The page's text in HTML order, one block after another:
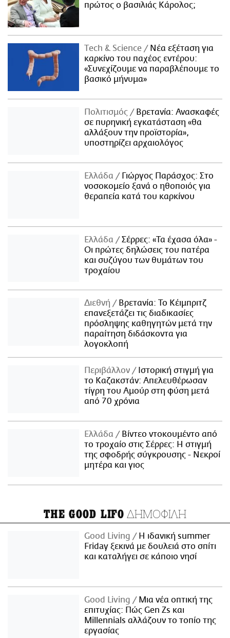
πρώτος ο βασιλιάς Κάρολος;
Τech & Science
Νέα εξέταση για
καρκίνο του παχέος εντέρου:
«Συνεχίζουμε να παραβλέπουμε το
βασικό μήνυμα»
Πολιτισμός
Βρετανία: Ανασκαφές
σε πυρηνική εγκατάσταση «θα
αλλάξουν την προϊστορία»,
υποστηρίζει αρχαιολόγος
Ελλάδα
Γιώργος Παράσχος: Στο
νοσοκομείο ξανά ο ηθοποιός για
θεραπεία κατά του καρκίνου
Ελλάδα
Σέρρες: «Τα έχασα όλα» -
Οι πρώτες δηλώσεις του πατέρα
και συζύγου των θυμάτων του
τροχαίου
Διεθνή
Βρετανία: Το Κέιμπριτζ
επανεξετάζει τις διαδικασίες
πρόσληψης καθηγητών μετά την
παραίτηση διδάσκοντα για
λογοκλοπή
Περιβάλλον
Ιστορική στιγμή για
το Καζακστάν: Απελευθέρωσαν
τίγρη του Αμούρ στη φύση μετά
από 70 χρόνια
Ελλάδα
Βίντεο ντοκουμέντο από
το τροχαίο στις Σέρρες: Η στιγμή
της σφοδρής σύγκρουσης - Νεκροί
μητέρα και γιος
THE GOOD LIFO ΔΗΜΟΦΙΛΗ
Good Living
Η ιδανική summer
Friday ξεκινά με δουλειά στο σπίτι
και καταλήγει σε κάποιο νησί
Good Living
Μια νέα οπτική της
επιτυχίας: Πώς Gen Zs και
Millennials αλλάζουν το τοπίο της
εργασίας